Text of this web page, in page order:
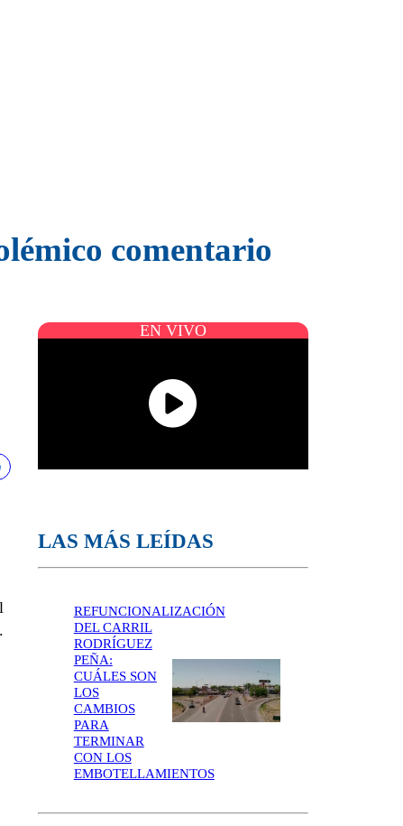
comentario
EN VIVO
LAS MÁS LEÍDAS
REFUNCIONALIZACIÓN
DEL CARRIL
RODRÍGUEZ
PEÑA:
CUÁLES SON
LOS
CAMBIOS
PARA
TERMINAR
CON LOS
EMBOTELLAMIENTOS